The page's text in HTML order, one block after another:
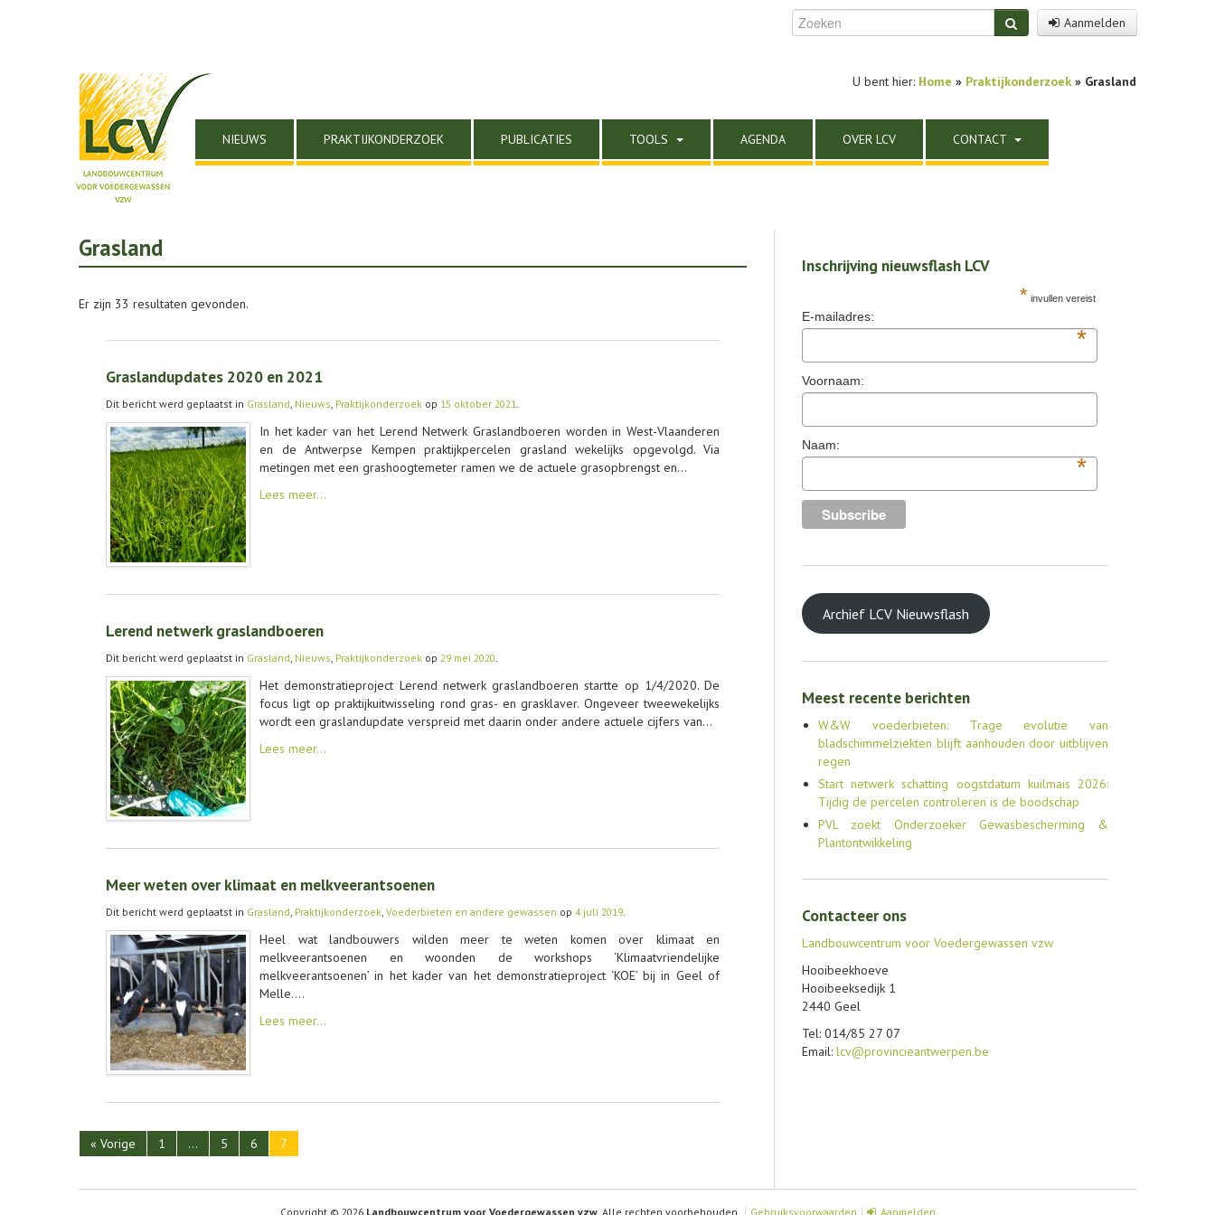
Aanmelden
U bent hier: Home » Praktijkonderzoek » Grasland
NIEUWS PRAKTIJKONDERZOEK PUBLICATIES TOOLS AGENDA OVER LCV CONTACT
Grasland
Er zijn 33 resultaten gevonden.
Graslandupdates 2020 en 2021
Dit bericht werd geplaatst in Grasland, Nieuws, Praktijkonderzoek op 15 oktober 2021.
In het kader van het Lerend Netwerk Graslandboeren worden in West-Vlaanderen
en de Antwerpse Kempen praktijkpercelen grasland wekelijks opgevolgd. Via
metingen met een grashoogtemeter ramen we de actuele grasopbrengst en…
Lees meer…
Lerend netwerk graslandboeren
Dit bericht werd geplaatst in Grasland, Nieuws, Praktijkonderzoek op 29 mei 2020.
Het demonstratieproject Lerend netwerk graslandboeren startte op 1/4/2020. De
focus ligt op praktijkuitwisseling rond gras- en grasklaver. Ongeveer tweewekelijks
wordt een graslandupdate verspreid met daarin onder andere actuele cijfers van…
Lees meer…
Meer weten over klimaat en melkveerantsoenen
Dit bericht werd geplaatst in Grasland, Praktijkonderzoek, Voederbieten en andere gewassen op 4 juli 2019.
Heel wat landbouwers wilden meer te weten komen over klimaat en
melkveerantsoenen en woonden de workshops ‘Klimaatvriendelijke
melkveerantsoenen’ in het kader van het demonstratieproject ‘KOE’ bij in Geel of
Melle.…
Lees meer…
« Vorige 1 … 5 6 7
Inschrijving nieuwsflash LCV
* invullen vereist
E-mailadres:
*
Voornaam:
Naam:
*
Archief LCV Nieuwsflash
Meest recente berichten
W&W voederbieten: Trage evolutie van
bladschimmelziekten blijft aanhouden door uitblijven
regen
Start netwerk schatting oogstdatum kuilmais 2026:
Tijdig de percelen controleren is de boodschap
PVL zoekt Onderzoeker Gewasbescherming &
Plantontwikkeling
Contacteer ons
Landbouwcentrum voor Voedergewassen vzw
Hooibeekhoeve
Hooibeeksedijk 1
2440 Geel
Tel: 014/85 27 07
Email: lcv@provincieantwerpen.be
Copyright © 2026 Landbouwcentrum voor Voedergewassen vzw. Alle rechten voorbehouden. Gebruiksvoorwaarden Aanmelden